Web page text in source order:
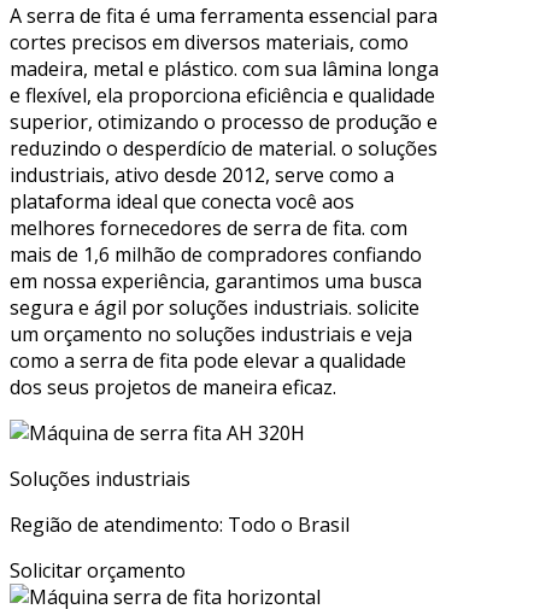
A serra de fita é uma ferramenta essencial para
cortes precisos em diversos materiais, como
madeira, metal e plástico. com sua lâmina longa
e flexível, ela proporciona eficiência e qualidade
superior, otimizando o processo de produção e
reduzindo o desperdício de material. o soluções
industriais, ativo desde 2012, serve como a
plataforma ideal que conecta você aos
melhores fornecedores de serra de fita. com
mais de 1,6 milhão de compradores confiando
em nossa experiência, garantimos uma busca
segura e ágil por soluções industriais. solicite
um orçamento no soluções industriais e veja
como a serra de fita pode elevar a qualidade
dos seus projetos de maneira eficaz.
Soluções industriais
Região de atendimento: Todo o Brasil
Solicitar orçamento